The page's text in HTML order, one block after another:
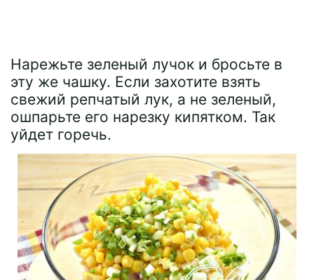
Нарежьте зеленый лучок и бросьте в
эту же чашку. Если захотите взять
свежий репчатый лук, а не зеленый,
ошпарьте его нарезку кипятком. Так
уйдет горечь.